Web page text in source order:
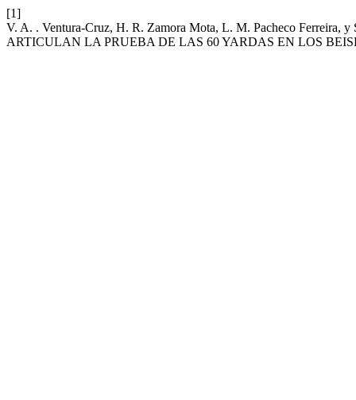
[1]
V. A. . Ventura-Cruz, H. R. Zamora Mota, L. M. Pacheco
ARTICULAN LA PRUEBA DE LAS 60 YARDAS EN LOS